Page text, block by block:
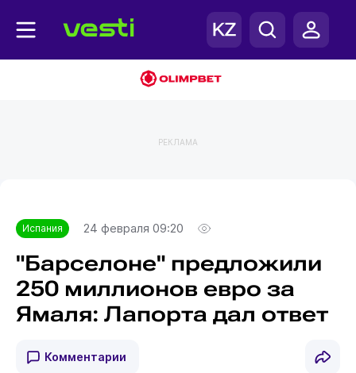
РЕКЛАМА
Испания 24 февраля 09:20
"Барселоне" предложили
250 миллионов евро за
Ямаля: Лапорта дал ответ
Комментарии